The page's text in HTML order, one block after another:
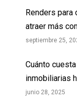
Renders
atraer más
septiembre 25,
Cuánto
inmobiliarias
junio 28, 2025